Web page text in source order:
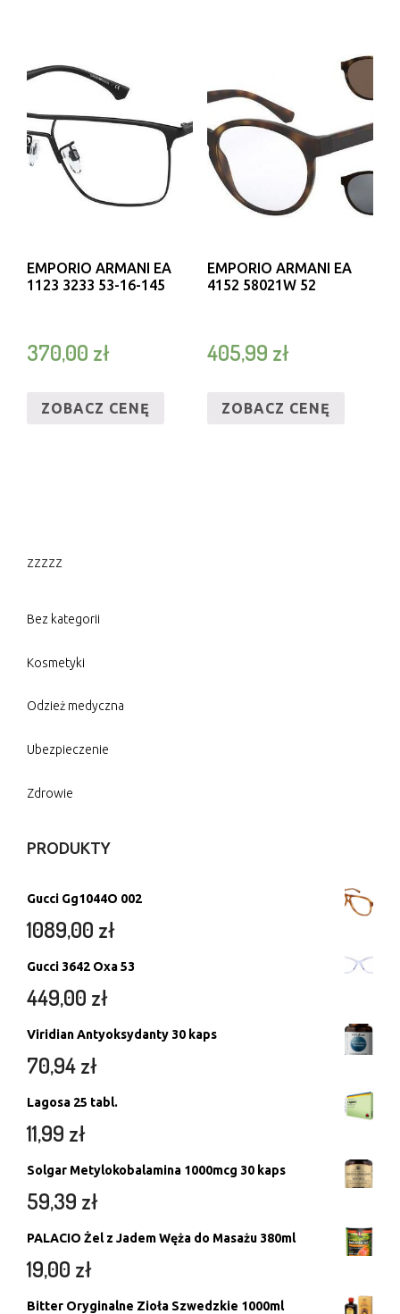
EMPORIO ARMANI EA
1123 3233 53-16-145
370,00 zł
ZOBACZ CENĘ
EMPORIO ARMANI EA
4152 58021W 52
405,99 zł
ZOBACZ CENĘ
zzzzz
Bez kategorii
Kosmetyki
Odzież medyczna
Ubezpieczenie
Zdrowie
PRODUKTY
Gucci Gg1044O 002
1089,00 zł
Gucci 3642 Oxa 53
449,00 zł
Viridian Antyoksydanty 30 kaps
70,94zł
Lagosa 25 tabl.
11,99 zł
Solgar Metylokobalamina 1000mcg 30 kaps
59,39 zł
PALACIO Żel z Jadem Węża do Masażu 380ml
19,00 zł
Bitter Oryginalne Zioła Szwedzkie 1000ml